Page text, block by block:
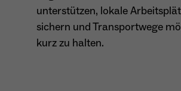
unterstützen, lokale
sichern und Transportwege
kurz zu halten.